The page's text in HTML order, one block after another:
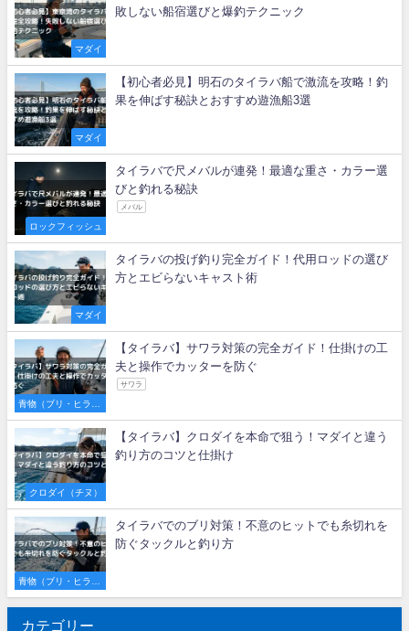
マダイ
敗しない船宿選びと爆釣テクニック
マダイ
【初心者必見】明石のタイラバ船で激流を攻略！釣
果を伸ばす秘訣とおすすめ遊漁船3選
ロックフィッシュ
タイラバで尺メバルが連発！最適な重さ・カラー選
びと釣れる秘訣
メバル
マダイ
タイラバの投げ釣り完全ガイド！代用ロッドの選び
方とエビらないキャスト術
青物（ブリ・ヒラマ
【タイラバ】サワラ対策の完全ガイド！仕掛けの工
夫と操作でカッターを防ぐ
サワラ
クロダイ（チヌ）
【タイラバ】クロダイを本命で狙う！マダイと違う
釣り方のコツと仕掛け
青物（ブリ・ヒラマ
タイラバでのブリ対策！不意のヒットでも糸切れを
防ぐタックルと釣り方
カテゴリー